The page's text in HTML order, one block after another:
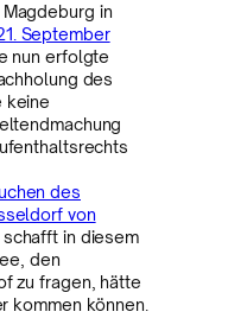
in
September
nun erfolgte
des
keine
des
von
in diesem
den
zu fragen, hätte
kommen können.